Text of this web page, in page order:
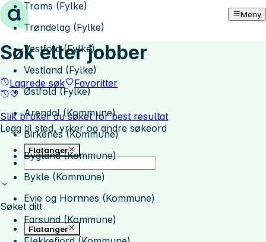
Hopp til innhold Meny
Søk etter jobber
Lagrede søk Favoritter
Slik bruker du søket for best resultat
Legg til sted, yrker og andre søkeord
Flatanger
Troms (Fylke)
Trøndelag (Fylke)
Vestfold (Fylke)
Vestland (Fylke)
Østfold (Fylke)
Arendal (Kommune)
Birkenes (Kommune)
Bygland (Kommune)
Bykle (Kommune)
Evje og Hornnes (Kommune)
Farsund (Kommune)
Søket ditt
Flatanger